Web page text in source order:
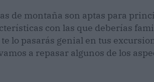
de montaña son aptas para
con las que deberías
lo pasarás genial en tus
a repasar algunos de los